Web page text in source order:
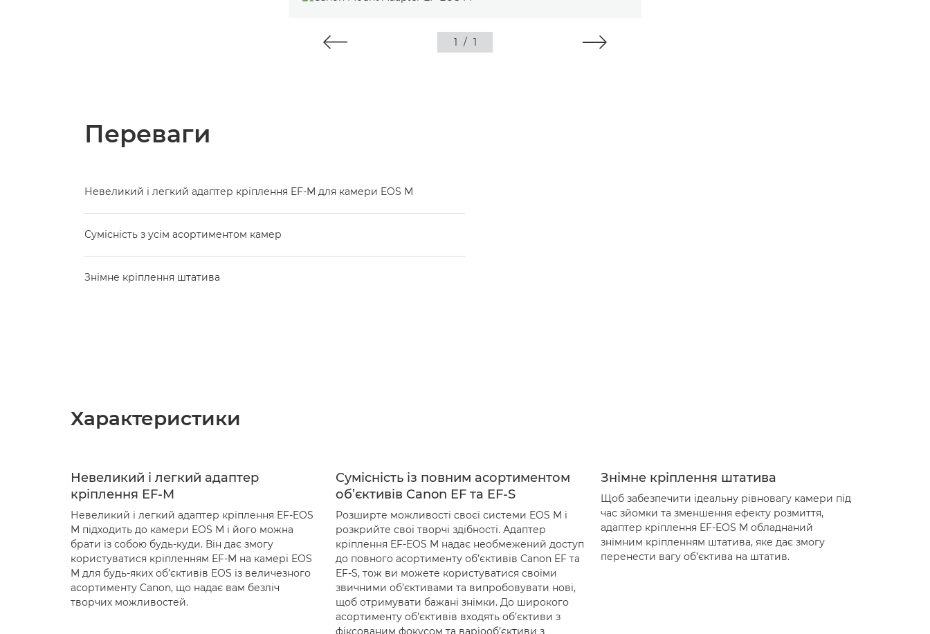
1 / 1
Переваги
Невеликий і легкий адаптер кріплення EF-M для камери EOS M
Сумісність з усім асортиментом камер
Знімне кріплення штатива
Характеристики
Невеликий і легкий адаптер
кріплення EF-M
Невеликий і легкий адаптер кріплення EF-EOS
M підходить до камери EOS M і його можна
брати із собою будь-куди. Він дає змогу
користуватися кріпленням EF-M на камері EOS
M для будь-яких об’єктивів EOS із величезного
асортименту Canon, що надає вам безліч
творчих можливостей.
Сумісність із повним асортиментом
об’єктивів Canon EF та EF-S
Розширте можливості своєї системи EOS M і
розкрийте свої творчі здібності. Адаптер
кріплення EF-EOS M надає необмежений доступ
до повного асортименту об’єктивів Canon EF та
EF-S, тож ви можете користуватися своїми
звичними об’єктивами та випробовувати нові,
щоб отримувати бажані знімки. До широкого
асортименту об’єктивів входять об’єктиви з
фіксованим фокусом та варіооб’єктиви з
Знімне кріплення штатива
Щоб забезпечити ідеальну рівновагу камери під
час зйомки та зменшення ефекту розмиття,
адаптер кріплення EF-EOS M обладнаний
знімним кріпленням штатива, яке дає змогу
перенести вагу об’єктива на штатив.